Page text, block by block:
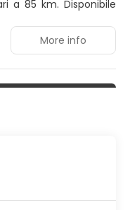
a 85 km. Disponibile
More info